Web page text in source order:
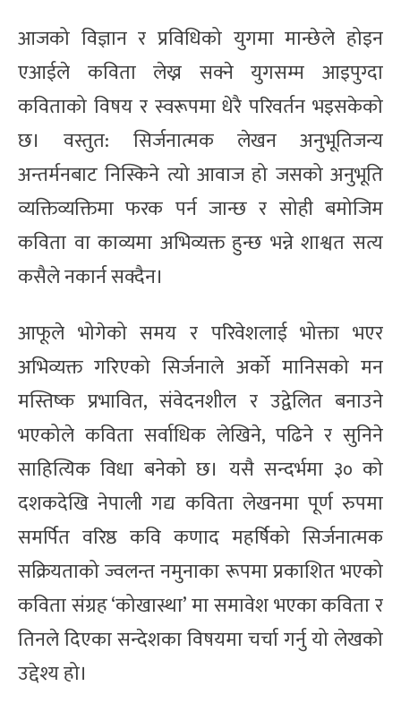
आजको विज्ञान र प्रविधिको युगमा मान्छेले होइन
एआईले कविता लेख्न सक्ने युगसम्म आइपुग्दा
कविताको विषय र स्वरूपमा धेरै परिवर्तन भइसकेको
छ। वस्तुत: सिर्जनात्मक लेखन अनुभूतिजन्य
अन्तर्मनबाट निस्किने त्यो आवाज हो जसको अनुभूति
व्यक्तिव्यक्तिमा फरक पर्न जान्छ र सोही बमोजिम
कविता वा काव्यमा अभिव्यक्त हुन्छ भन्ने शाश्वत सत्य
कसैले नकार्न सक्दैन।
आफूले भोगेको समय र परिवेशलाई भोक्ता भएर
अभिव्यक्त गरिएको सिर्जनाले अर्को मानिसको मन
मस्तिष्क प्रभावित, संवेदनशील र उद्वेलित बनाउने
भएकोले कविता सर्वाधिक लेखिने, पढिने र सुनिने
साहित्यिक विधा बनेको छ। यसै सन्दर्भमा ३० को
दशकदेखि नेपाली गद्य कविता लेखनमा पूर्ण रुपमा
समर्पित वरिष्ठ कवि कणाद महर्षिको सिर्जनात्मक
सक्रियताको ज्वलन्त नमुनाका रूपमा प्रकाशित भएको
कविता संग्रह ‘कोखास्था’ मा समावेश भएका कविता र
तिनले दिएका सन्देशका विषयमा चर्चा गर्नु यो लेखको
उद्देश्य हो।